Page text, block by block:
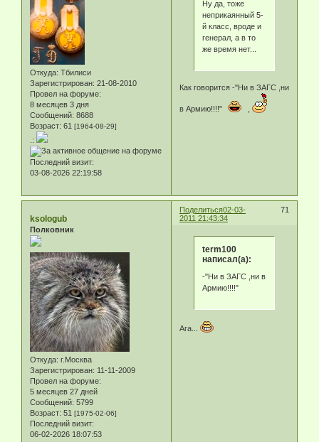
Откуда: Тбилиси
Зарегистрирован: 21-08-2010
Провел на форуме:
8 месяцев 3 дня
Сообщений: 8688
Возраст: 61 [1964-08-29]
.:
Последний визит:
03-08-2026 22:19:58
Ну да, тоже
неприкаянный 5-
й класс, вроде и
генерал, а в то
же время нет...
Как говорится -"Ни в ЗАГС ,ни
в Армию!!!!" ,
Поделиться 71
02-03-
2011 21:43:34
ksologub
Полковник
Откуда: г.Москва
Зарегистрирован: 11-11-2009
Провел на форуме:
5 месяцев 27 дней
Сообщений: 5799
Возраст: 51 [1975-02-06]
Последний визит:
06-02-2026 18:07:53
term100
написал(а):
-"Ни в ЗАГС ,ни в
Армию!!!!"
Ага...